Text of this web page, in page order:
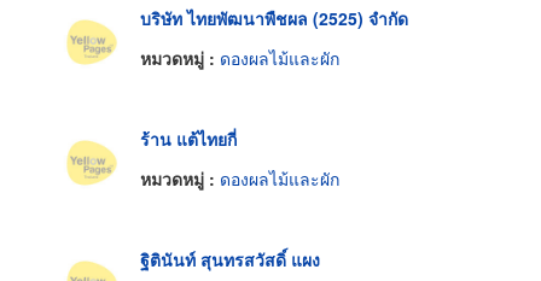
บริษัท ไทยพัฒนาพืชผล (2525) จำกัด
หมวดหมู่ : ดองผลไม้และผัก
ร้าน แต้ไทยกี่
หมวดหมู่ : ดองผลไม้และผัก
ฐิตินันท์ สุนทรสวัสดิ์ แผง